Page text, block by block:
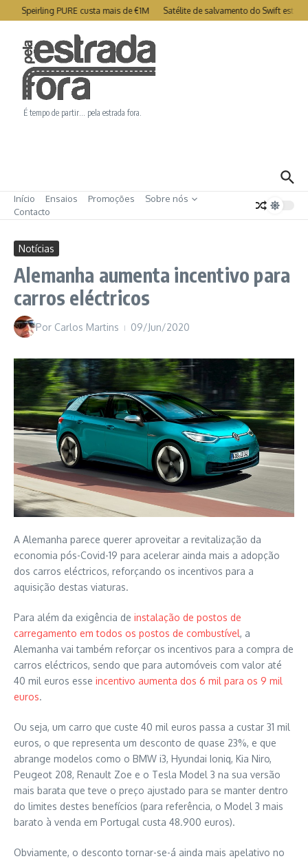
Ir para o conteúdo
Speirling PURE custa mais de €1M Satélite de salvamento do Swift está
É tempo de partir… pela estrada fora.
Início Ensaios Promoções
Sobre nós
Contacto
Notícias
Alemanha aumenta incentivo para
carros eléctricos
Por Carlos Martins 09/Jun/2020
A Alemanha parece querer aproveitar a revitalização da
economia pós-Covid-19 para acelerar ainda mais a adopção
dos carros eléctricos, reforçando os incentivos para a
aquisição destas viaturas.
Para além da exigência de instalação de postos de
carregamento em todos os postos de combustível, a
Alemanha vai também reforçar os incentivos para a compra de
carros eléctricos, sendo que para automóveis com valor até
40 mil euros esse incentivo aumenta dos 6 mil para os 9 mil
euros.
Ou seja, um carro que custe 40 mil euros passa a custar 31 mil
euros, o que representa um desconto de quase 23%, e que
abrange modelos como o BMW i3, Hyundai Ioniq, Kia Niro,
Peugeot 208, Renault Zoe e o Tesla Model 3 na sua versão
mais barata que teve o preço ajustado para se manter dentro
do limites destes benefícios (para referência, o Model 3 mais
barato à venda em Portugal custa 48.900 euros).
Obviamente, o desconto tornar-se-á ainda mais apelativo no